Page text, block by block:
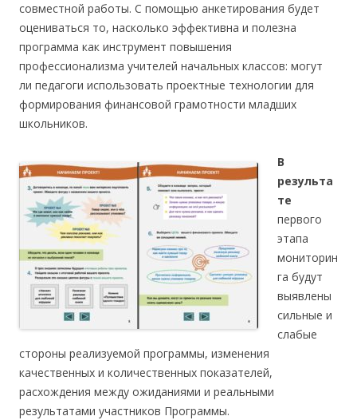
совместной работы. С помощью анкетирования будет
оцениваться то, насколько эффективна и полезна
программа как инструмент повышения
профессионализма учителей начальных классов: могут
ли педагоги использовать проектные технологии для
формирования финансовой грамотности младших
школьников.
В
результа
те
первого
этапа
мониторин
га будут
выявлены
сильные и
слабые
стороны реализуемой программы, изменения
качественных и количественных показателей,
расхождения между ожиданиями и реальными
результатами участников Программы.